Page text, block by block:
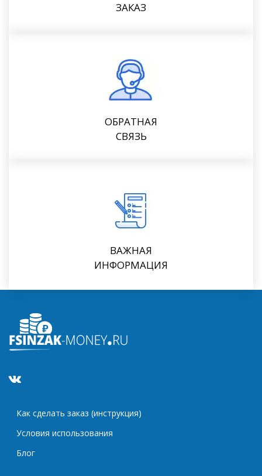
ЗАКАЗ
ОБРАТНАЯ
СВЯЗЬ
ВАЖНАЯ
ИНФОРМАЦИЯ
Как сделать заказ (инструкция)
Условия использования
Блог